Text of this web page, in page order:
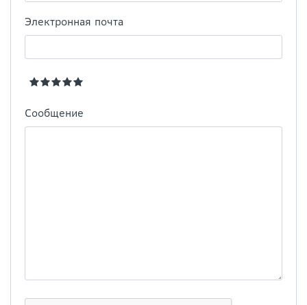
Электронная почта
Сообщение